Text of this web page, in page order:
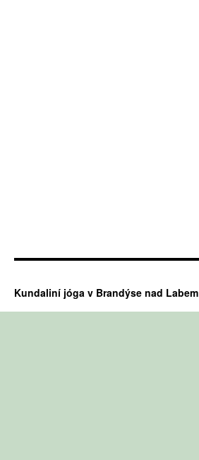
Kundaliní jóga v Brandýse nad Labem